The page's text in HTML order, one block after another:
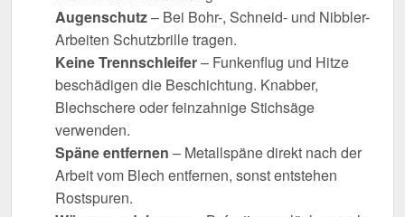
Augenschutz– Bei Bohr-, Schneid- und Nibbler-
Arbeiten Schutzbrille tragen.
Keine Trennschleifer– Funkenflug und Hitze
beschädigen die Beschichtung. Knabber,
Blechschere oder feinzahnige Stichsäge
verwenden.
Späne entfernen – Metallspäne direkt nach der
Arbeit vom Blech entfernen, sonst entstehen
Rostspuren.